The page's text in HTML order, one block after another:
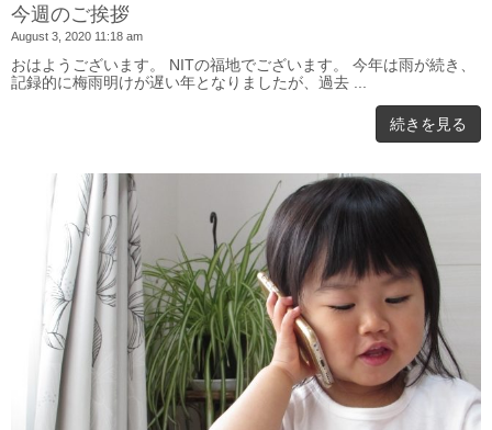
今週のご挨拶
August 3, 2020 11:18 am
おはようございます。 NITの福地でございます。 今年は雨が続き、
記録的に梅雨明けが遅い年となりましたが、過去 ...
続きを見る